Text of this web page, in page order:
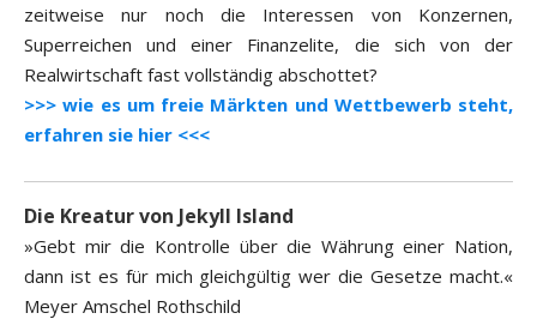
zeitweise nur noch die Interessen von Konzernen,
Superreichen und einer Finanzelite, die sich von der
Realwirtschaft fast vollständig abschottet?
>>> wie es um freie Märkten und Wettbewerb steht,
erfahren sie hier <<<
Die Kreatur von Jekyll Island
»Gebt mir die Kontrolle über die Währung einer Nation,
dann ist es für mich gleichgültig wer die Gesetze macht.«
Meyer Amschel Rothschild